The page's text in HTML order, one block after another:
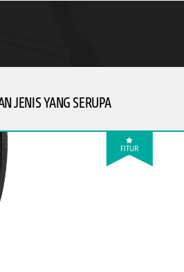
JENIS YANG SERUPA
FITUR